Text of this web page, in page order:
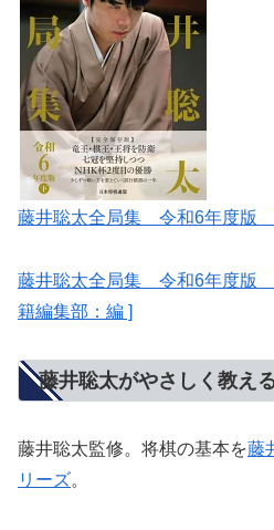
藤井聡太全局集 令和6年度版
藤井聡太全局集 令和6年度版
籍編集部：編 ]
藤井聡太がやさしく教え
藤井聡太監修。将棋の基本を藤
リーズ。